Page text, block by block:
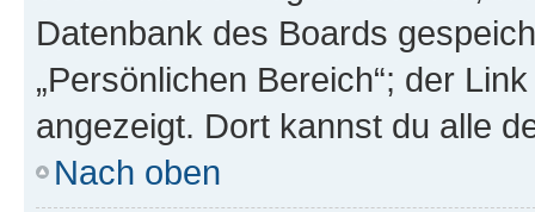
Datenbank des Boards
„Persönlichen Bereich“; der
angezeigt. Dort kannst du alle
Nach oben